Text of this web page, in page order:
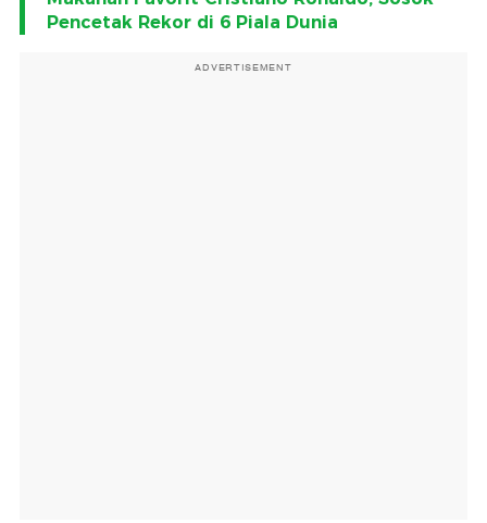
Pencetak Rekor di 6 Piala Dunia
ADVERTISEMENT